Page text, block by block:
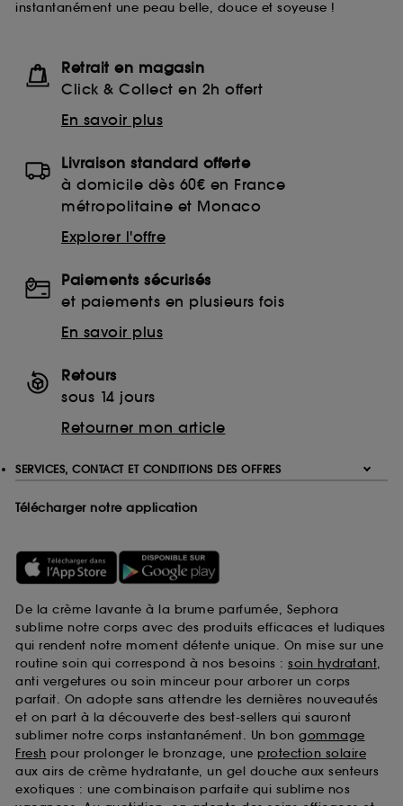
instantanément une peau belle, douce et soyeuse !
Retrait en magasin
Click & Collect en 2h offert
En savoir plus
Livraison standard offerte
à domicile dès 60€ en France
métropolitaine et Monaco
Explorer l'offre
Paiements sécurisés
et paiements en plusieurs fois
En savoir plus
Retours
sous 14 jours
Retourner mon article
SERVICES, CONTACT ET CONDITIONS DES OFFRES
Télécharger notre application
De la crème lavante à la brume parfumée, Sephora
sublime notre corps avec des produits efficaces et ludiques
qui rendent notre moment détente unique. On mise sur une
routine soin qui correspond à nos besoins : soin hydratant,
anti vergetures ou soin minceur pour arborer un corps
parfait. On adopte sans attendre les dernières nouveautés
et on part à la découverte des best-sellers qui sauront
sublimer notre corps instantanément. Un bon gommage
Fresh pour prolonger le bronzage, une protection solaire
aux airs de crème hydratante, un gel douche aux senteurs
exotiques : une combinaison parfaite qui sublime nos
lecture de ces traceurs requiert votre accord. Vous
choix" ci-dessous ou décider de "tout accepter".
Sephora pourra associer les informations de
navigation collectées par ces Cookies, pour les
collectées ou générées lors de votre activité en ligne
sur "continuer sans accepter". Voous pouvez à tout
moment choisir de retirer votrte consentement. Si vous
utilisés, cliquez ici.